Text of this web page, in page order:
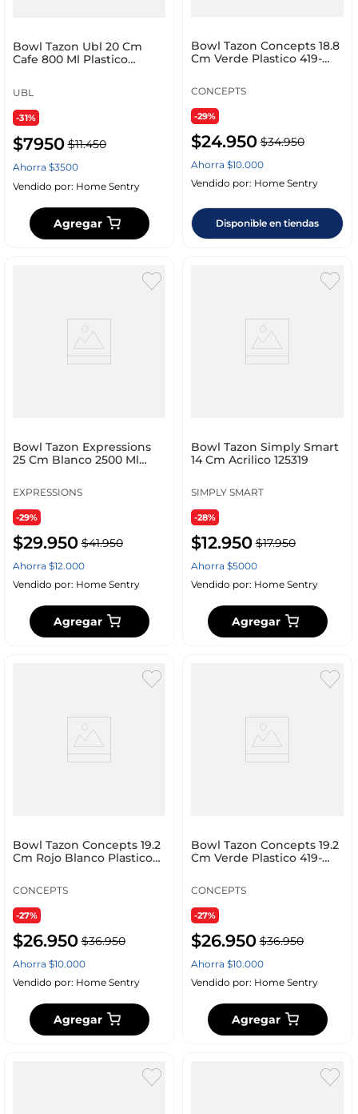
Bowl Tazon Ubl 20 Cm
Cafe 800 Ml Plastico
UBL
-31%
$7950 $11.450
Ahorra $3500
Vendido por: Home Sentry
Agregar
Bowl Tazon Concepts 18.8
Cm Verde Plastico 419-
CONCEPTS
-29%
$24.950 $34.950
Ahorra $10.000
Vendido por: Home Sentry
Disponible en tiendas
Bowl Tazon Expressions
25 Cm Blanco 2500 Ml
EXPRESSIONS
-29%
$29.950 $41.950
Ahorra $12.000
Vendido por: Home Sentry
Agregar
Bowl Tazon Simply Smart
14 Cm Acrilico 125319
SIMPLY SMART
-28%
$12.950 $17.950
Ahorra $5000
Vendido por: Home Sentry
Agregar
Bowl Tazon Concepts 19.2
Cm Rojo Blanco Plastico
CONCEPTS
-27%
$26.950 $36.950
Ahorra $10.000
Vendido por: Home Sentry
Agregar
Bowl Tazon Concepts 19.2
Cm Verde Plastico 419-
CONCEPTS
-27%
$26.950 $36.950
Ahorra $10.000
Vendido por: Home Sentry
Agregar